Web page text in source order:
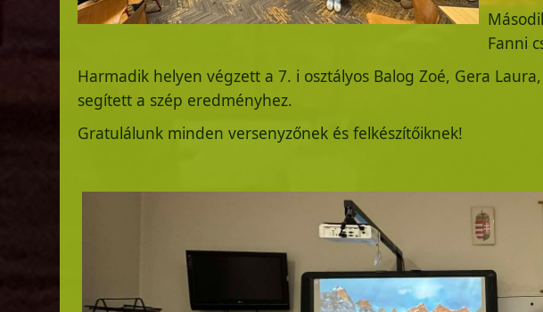
Fanni
Harmadik helyen végzett a 7. i osztályos Balog Zoé, Gera
segített a szép eredményhez.
Gratulálunk minden versenyzőnek és felkészítőiknek!